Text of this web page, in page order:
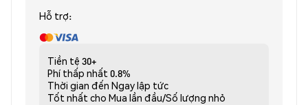
Hỗ trợ:
Tiền tệ 30+
Phí thấp nhất 0.8%
Thời gian đến Ngay lập tức
Tốt nhất cho Mua lần đầu/Số lượng nhỏ